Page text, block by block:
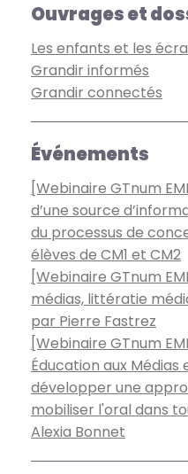
Ouvrages et
Les enfants et les
Grandir informés
Grandir connectés
Événements
[Webinaire GTnum
d’une source
du processus de
élèves de CM1 et CM2
[Webinaire GTnum
médias, littératie
par Pierre Fastrez
[Webinaire GTnum
Éducation aux
développer une
mobiliser l'oral dans
Alexia Bonnet